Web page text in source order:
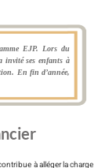
EJP. Lors du
invité ses enfants à
En fin d’année,
à alléger la charge